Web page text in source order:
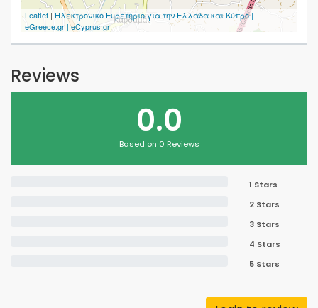
Leaflet | Ηλεκτρονικό Ευρετήριο για την Ελλάδα και Κύπρο |
eGreece.gr | eCyprus.gr
Reviews
0.0
Based on 0 Reviews
1 Stars
2 Stars
3 Stars
4 Stars
5 Stars